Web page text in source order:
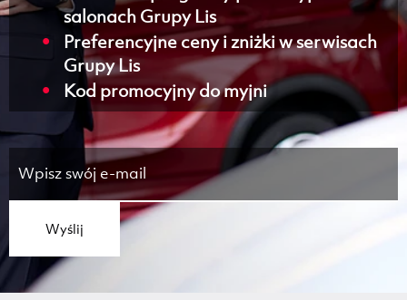
salonach Grupy Lis
Preferencyjne ceny i zniżki w serwisach
Grupy Lis
Kod promocyjny do myjni
Wyślij